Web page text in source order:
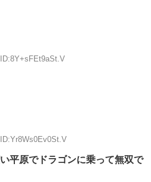
平原でドラゴンに乗って無双で